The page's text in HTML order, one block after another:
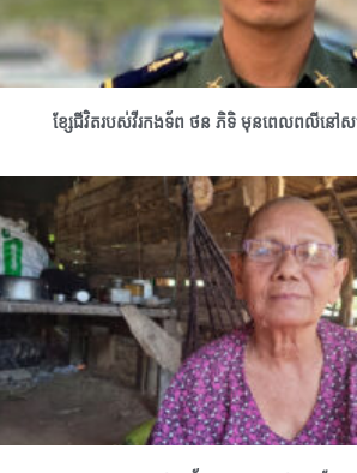
ខ្សែជីវិតរបស់វីរកងទ័ព ថន ភិទិ មុនពេលពលីនៅ